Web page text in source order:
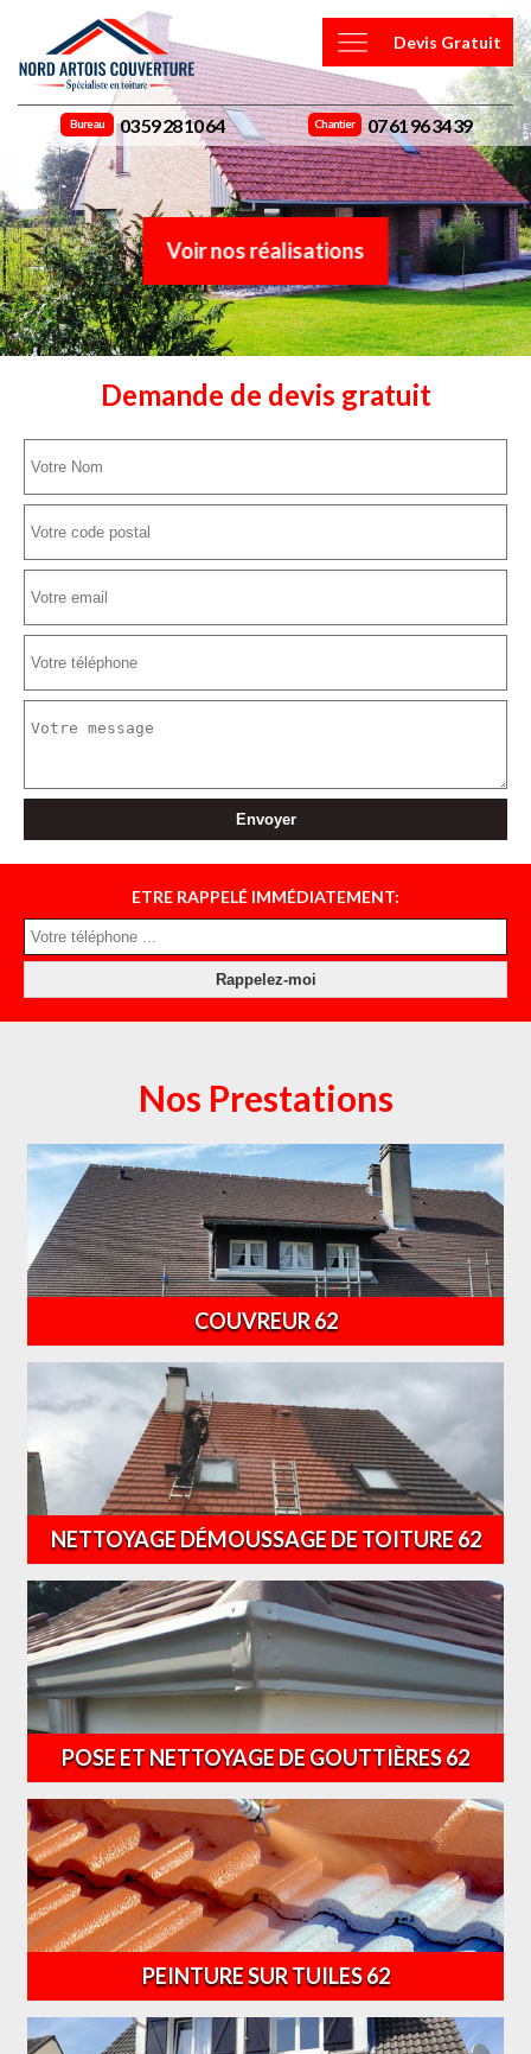
Devis Gratuit
Bureau 03 59 28 10 64 Chantier 07 61 96 34 39
Voir nos réalisations
Demande de devis gratuit
ETRE RAPPELÉ IMMÉDIATEMENT:
Nos Prestations
COUVREUR 62
NETTOYAGE DÉMOUSSAGE DE TOITURE 62
POSE ET NETTOYAGE DE GOUTTIÈRES 62
PEINTURE SUR TUILES 62